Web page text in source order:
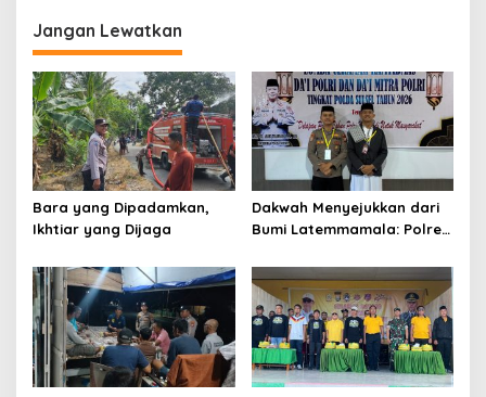
Jangan Lewatkan
Bara yang Dipadamkan,
Ikhtiar yang Dijaga
Dakwah Menyejukkan dari
Bumi Latemmamala: Polres
Kamtibmas di Lomba Dai
Polda Sulsel